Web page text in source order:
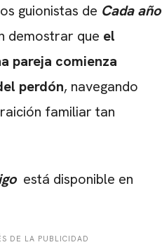
guionistas de Cada año
demostrar que el
pareja comienza
perdón, navegando
familiar tan
está disponible en
DE LA PUBLICIDAD